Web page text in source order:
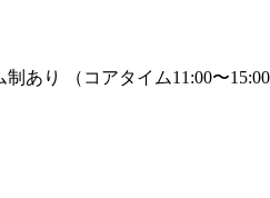
あり （コアタイム11:00〜15:00